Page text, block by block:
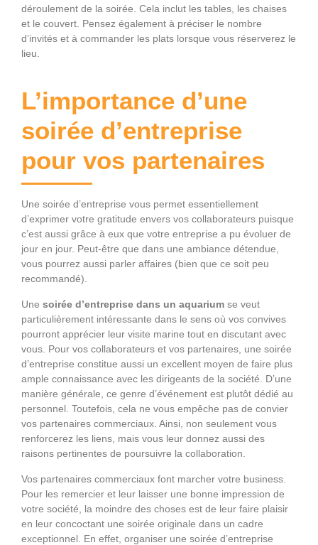
déroulement de la soirée. Cela inclut les tables, les chaises
et le couvert. Pensez également à préciser le nombre
d’invités et à commander les plats lorsque vous réserverez le
lieu.
L’importance d’une
soirée d’entreprise
pour vos partenaires
Une soirée d’entreprise vous permet essentiellement
d’exprimer votre gratitude envers vos collaborateurs puisque
c’est aussi grâce à eux que votre entreprise a pu évoluer de
jour en jour. Peut-être que dans une ambiance détendue,
vous pourrez aussi parler affaires (bien que ce soit peu
recommandé).
Une soirée d’entreprise dans un aquarium se veut
particulièrement intéressante dans le sens où vos convives
pourront apprécier leur visite marine tout en discutant avec
vous. Pour vos collaborateurs et vos partenaires, une soirée
d’entreprise constitue aussi un excellent moyen de faire plus
ample connaissance avec les dirigeants de la société. D’une
manière générale, ce genre d’événement est plutôt dédié au
personnel. Toutefois, cela ne vous empêche pas de convier
vos partenaires commerciaux. Ainsi, non seulement vous
renforcerez les liens, mais vous leur donnez aussi des
raisons pertinentes de poursuivre la collaboration.
Vos partenaires commerciaux font marcher votre business.
Pour les remercier et leur laisser une bonne impression de
votre société, la moindre des choses est de leur faire plaisir
en leur concoctant une soirée originale dans un cadre
exceptionnel. En effet, organiser une soirée d’entreprise